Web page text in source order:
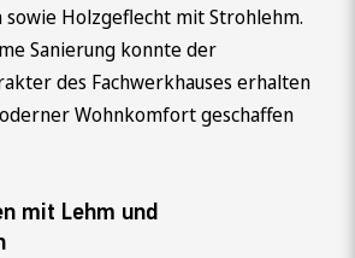
sowie Holzgeflecht mit Strohlehm.
Sanierung konnte der
des Fachwerkhauses erhalten
Wohnkomfort geschaffen
mit Lehm und